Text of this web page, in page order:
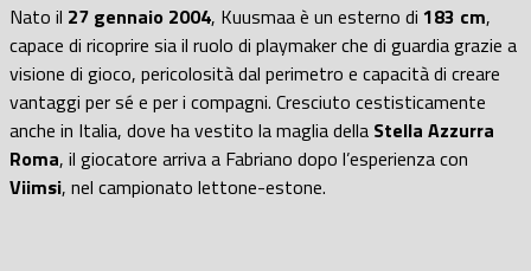
Nato il 27 gennaio 2004, Kuusmaa è un esterno di 183 cm,
capace di ricoprire sia il ruolo di playmaker che di guardia grazie a
visione di gioco, pericolosità dal perimetro e capacità di creare
vantaggi per sé e per i compagni. Cresciuto cestisticamente
anche in Italia, dove ha vestito la maglia della Stella Azzurra
Roma, il giocatore arriva a Fabriano dopo l’esperienza con
Viimsi, nel campionato lettone-estone.